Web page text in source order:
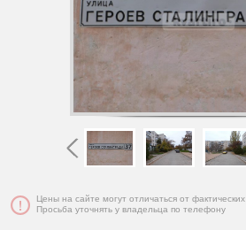
Цены на сайте могут отличаться от фактических
Просьба уточнять у владельца по телефону